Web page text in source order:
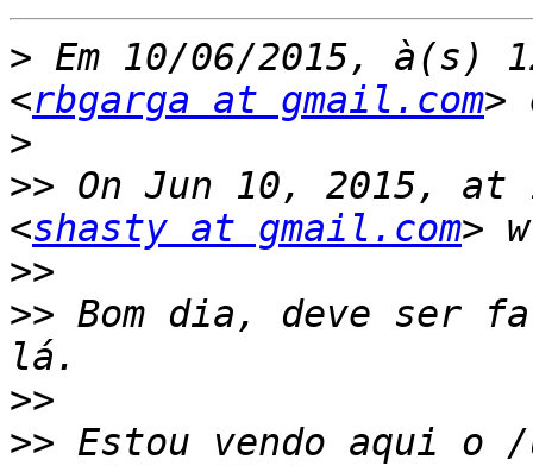
> Em 10/06/2015, à(s)
<rbgarga at gmail.com
>
>> On Jun 10, 2015,
<shasty at gmail.com
>>
>> Bom dia, deve ser
>>
>> Estou vendo aqui o /